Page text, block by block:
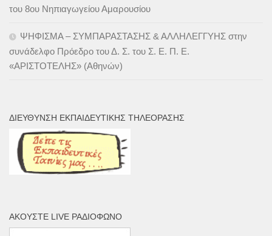
του 8ου Νηπιαγωγείου Αμαρουσίου
ΨΗΦΙΣΜΑ – ΣΥΜΠΑΡΑΣΤΑΣΗΣ & ΑΛΛΗΛΕΓΓΥΗΣ στην
συνάδελφο Πρόεδρο του Δ. Σ. του Σ. Ε. Π. Ε.
«ΑΡΙΣΤΟΤΕΛΗΣ» (Αθηνών)
ΔΙΕΎΘΥΝΣΗ ΕΚΠΑΙΔΕΥΤΙΚΉΣ ΤΗΛΕΌΡΑΣΗΣ
ΑΚΟΎΣΤΕ LIVE ΡΑΔΙΌΦΩΝΟ